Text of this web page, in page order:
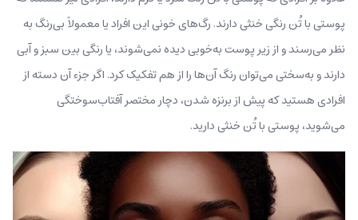
پوستی با تُن رنگی خنثی دارند. رگ‌های خونی این افراد یا معمولاً بی‌رنگ به
نظر می‌رسند و از زیر پوست به‌خوبی دیده نمی‌شوند، یا رنگی بین سبز و آبی
دارند و به‌سختی می‌توان رنگ آن‌ها را از هم تفکیک کرد. اگر جزء آن دسته از
افرادی هستید که پیش از برنزه شدن، دچار مختصر آفتاب‌سوختگی
می‌شوید، پوستی با تُن خنثی دارید.